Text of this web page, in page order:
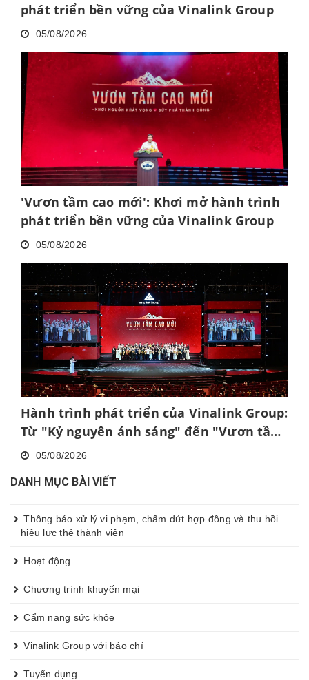
phát triển bền vững của Vinalink Group
05/08/2026
'Vươn tầm cao mới': Khơi mở hành trình
phát triển bền vững của Vinalink Group
05/08/2026
Hành trình phát triển của Vinalink Group:
Từ "Kỷ nguyên ánh sáng" đến "Vươn tầm
cao mới"
05/08/2026
DANH MỤC BÀI VIẾT
Thông báo xử lý vi phạm, chấm dứt hợp đồng và thu hồi
hiệu lực thẻ thành viên
Hoạt động
Chương trình khuyến mại
Cẩm nang sức khỏe
Vinalink Group với báo chí
Tuyển dụng